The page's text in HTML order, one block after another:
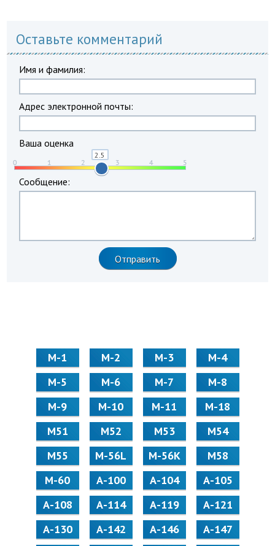
Оставьте комментарий
Имя и фамилия:
Адрес электронной почты:
Ваша оценка
Сообщение:
М-1 М-2 М-3
М-4
М-5
М-6 М-7
М-8
М-9
М-10 М-11
М-18
М51
М52 М53
М54
М55
M-56L M-56K
М58
M-60
А-100 А-104
А-105
А-108
А-114 А-119
А-121
А-130
А-142 А-146
А-147